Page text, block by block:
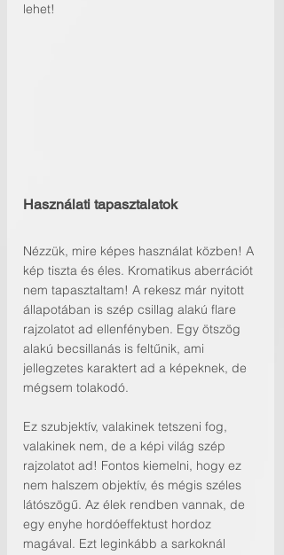
lehet!
Használati tapasztalatok
Nézzük, mire képes használat közben! A
kép tiszta és éles. Kromatikus aberrációt
nem tapasztaltam! A rekesz már nyitott
állapotában is szép csillag alakú flare
rajzolatot ad ellenfényben. Egy ötszög
alakú becsillanás is feltűnik, ami
jellegzetes karaktert ad a képeknek, de
mégsem tolakodó.
Ez szubjektív, valakinek tetszeni fog,
valakinek nem, de a képi világ szép
rajzolatot ad! Fontos kiemelni, hogy ez
nem halszem objektív, és mégis széles
látószögű. Az élek rendben vannak, de
egy enyhe hordóeffektust hordoz
magával. Ezt leginkább a sarkoknál